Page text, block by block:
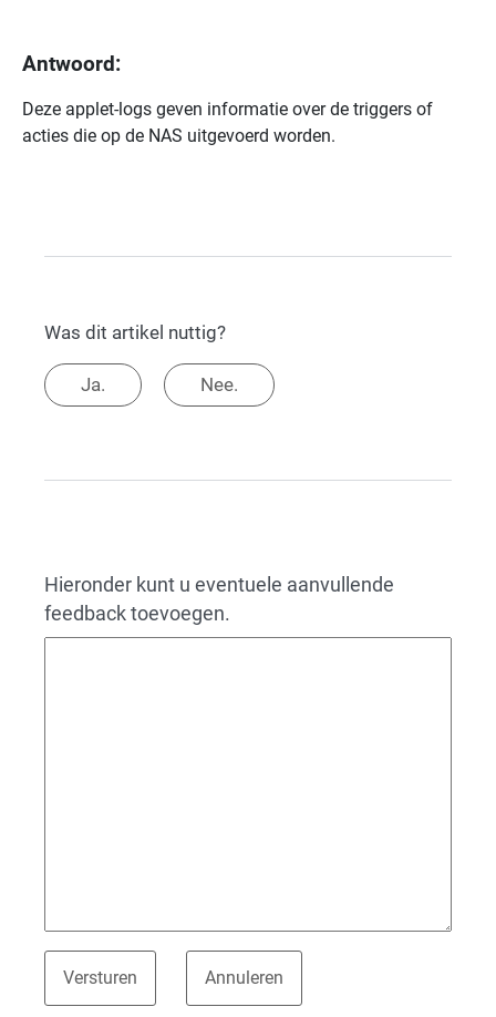
Antwoord:
Deze applet-logs geven informatie over de triggers of
acties die op de NAS uitgevoerd worden.
Was dit artikel nuttig?
Ja. Nee.
Hieronder kunt u eventuele aanvullende
feedback toevoegen.